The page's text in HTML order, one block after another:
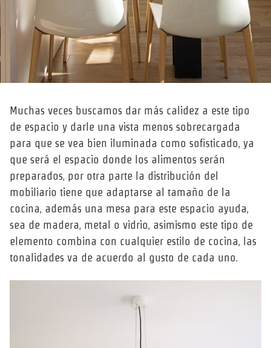
Muchas veces buscamos dar más calidez a este tipo
de espacio y darle una vista menos sobrecargada
para que se vea bien iluminada como sofisticado, ya
que será el espacio donde los alimentos serán
preparados, por otra parte la distribución del
mobiliario tiene que adaptarse al tamaño de la
cocina, además una mesa para este espacio ayuda,
sea de madera, metal o vidrio, asimismo este tipo de
elemento combina con cualquier estilo de cocina, las
tonalidades va de acuerdo al gusto de cada uno.